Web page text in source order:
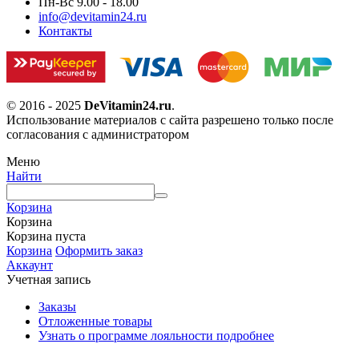
info@devitamin24.ru
Контакты
© 2016 - 2025 DeVitamin24.ru.
Использование материалов с сайта разрешено только после
согласования с администратором
Меню
Найти
Корзина
Корзина
Корзина пуста
Корзина Оформить заказ
Аккаунт
Учетная запись
Заказы
Отложенные товары
Узнать о программе лояльности подробнее